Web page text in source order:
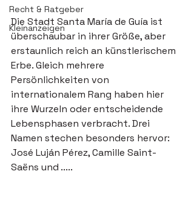
Recht & Ratgeber
Kleinanzeigen
Die Stadt Santa María de Guía ist
überschaubar in ihrer Größe, aber
erstaunlich reich an künstlerischem
Erbe. Gleich mehrere
Persönlichkeiten von
internationalem Rang haben hier
ihre Wurzeln oder entscheidende
Lebensphasen verbracht. Drei
Namen stechen besonders hervor:
José Luján Pérez, Camille Saint-
Saëns und .....